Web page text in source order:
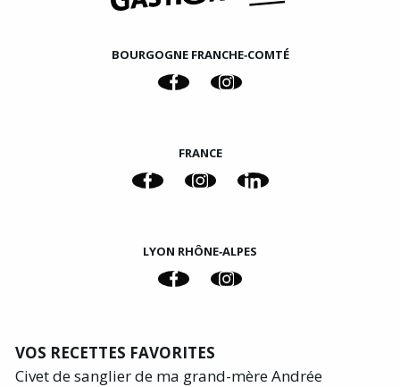
BOURGOGNE FRANCHE‑COMTÉ
FRANCE
LYON RHÔNE‑ALPES
VOS RECETTES FAVORITES
Civet de sanglier de ma grand-mère Andrée